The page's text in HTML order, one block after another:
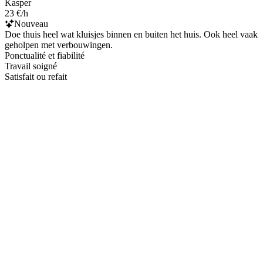
Kasper
23 €/h
Nouveau
Doe thuis heel wat kluisjes binnen en buiten het huis. Ook heel vaak
geholpen met verbouwingen.
Ponctualité et fiabilité
Travail soigné
Satisfait ou refait